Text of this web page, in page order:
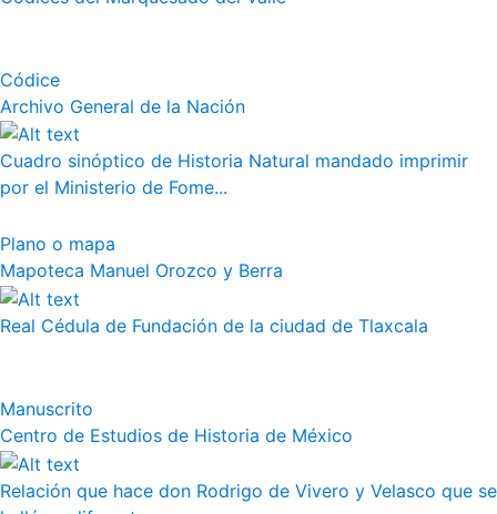
Códice
Archivo General de la Nación
Cuadro sinóptico de Historia Natural mandado imprimir
por el Ministerio de Fome...
Plano o mapa
Mapoteca Manuel Orozco y Berra
Real Cédula de Fundación de la ciudad de Tlaxcala
Manuscrito
Centro de Estudios de Historia de México
Relación que hace don Rodrigo de Vivero y Velasco que se